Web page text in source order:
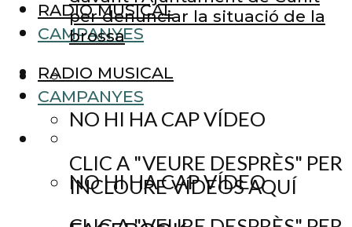
RADIO MUSICAL
CAMPANYES
NO HI HA CAP VÍDEO
CLIC A "VEURE DESPRÈS" PER
INCLOURE VÍDEOS AQUÍ
per denunciar la situació de la
brossa
RADIO MUSICAL
CAMPANYES
NO HI HA CAP VÍDEO